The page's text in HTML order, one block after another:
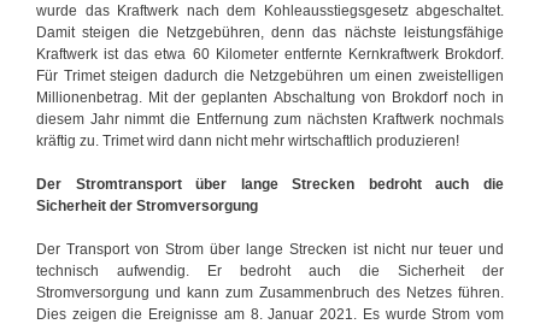
wurde das Kraftwerk nach dem Kohleausstiegsgesetz abgeschaltet.
Damit steigen die Netzgebühren, denn das nächste leistungsfähige
Kraftwerk ist das etwa 60 Kilometer entfernte Kernkraftwerk Brokdorf.
Für Trimet steigen dadurch die Netzgebühren um einen zweistelligen
Millionenbetrag. Mit der geplanten Abschaltung von Brokdorf noch in
diesem Jahr nimmt die Entfernung zum nächsten Kraftwerk nochmals
kräftig zu. Trimet wird dann nicht mehr wirtschaftlich produzieren!
Der Stromtransport über lange Strecken bedroht auch die
Sicherheit der Stromversorgung
Der Transport von Strom über lange Strecken ist nicht nur teuer und
technisch aufwendig. Er bedroht auch die Sicherheit der
Stromversorgung und kann zum Zusammenbruch des Netzes führen.
Dies zeigen die Ereignisse am 8. Januar 2021. Es wurde Strom vom